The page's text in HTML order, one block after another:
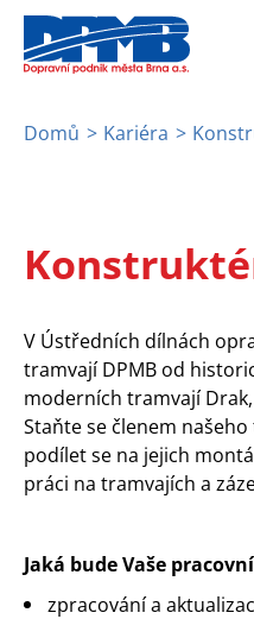
Přejít
hlavnímu
Drobečková
Domů Kariéra
V Ústředních dílnách
tramvají DPMB od
moderních tramvají
Staňte se členem
podílet se na jejich
práci na tramvajích a
Jaká budeVaše
zpracování a